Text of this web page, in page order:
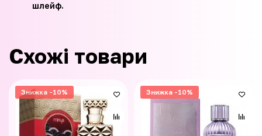
шлейф.
Схожі товари
Знижка -10% Знижка -10%